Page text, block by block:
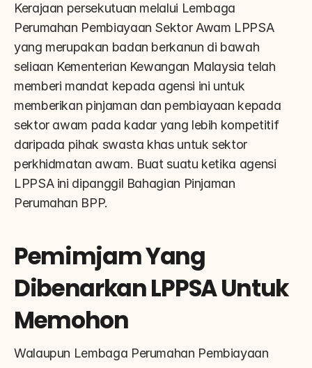
Kerajaan persekutuan melalui Lembaga
Perumahan Pembiayaan Sektor Awam LPPSA
yang merupakan badan berkanun di bawah
seliaan Kementerian Kewangan Malaysia telah
memberi mandat kepada agensi ini untuk
memberikan pinjaman dan pembiayaan kepada
sektor awam pada kadar yang lebih kompetitif
daripada pihak swasta khas untuk sektor
perkhidmatan awam. Buat suatu ketika agensi
LPPSA ini dipanggil Bahagian Pinjaman
Perumahan BPP.
Pemimjam Yang
Dibenarkan LPPSA Untuk
Memohon
Walaupun Lembaga Perumahan Pembiayaan